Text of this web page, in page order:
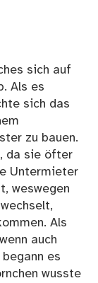
sich auf
Als es
sich das
zu bauen.
da sie öfter
Untermieter
weswegen
Als
auch
es
wusste